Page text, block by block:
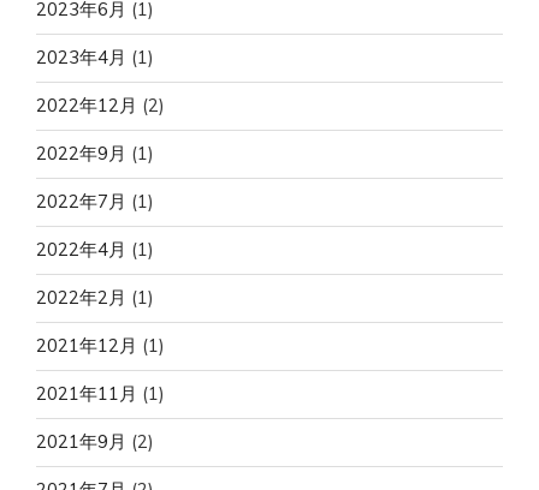
2023年6月 (1)
2023年4月 (1)
2022年12月 (2)
2022年9月 (1)
2022年7月 (1)
2022年4月 (1)
2022年2月 (1)
2021年12月 (1)
2021年11月 (1)
2021年9月 (2)